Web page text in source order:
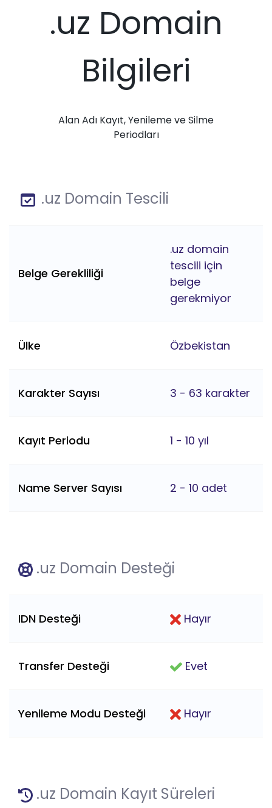
.uz Domain
Bilgileri
Alan Adı Kayıt, Yenileme ve Silme
Periodları
.uz Domain Tescili
Belge Gerekliliği
.uz domain
tescili için
belge
gerekmiyor
Ülke Özbekistan
Karakter Sayısı 3 - 63 karakter
Kayıt Periodu 1 - 10 yıl
Name Server Sayısı 2 - 10 adet
.uz Domain Desteği
IDN Desteği Hayır
Transfer Desteği Evet
Yenileme Modu Desteği Hayır
.uz Domain Kayıt Süreleri